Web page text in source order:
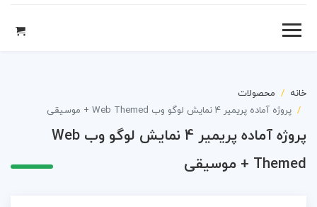
خانه
محصولات
پروژه آماده پریمیر 4 نمایش لوگو وب Web Themed + موسیقی
پروژه آماده پریمیر 4 نمایش لوگو وب Web
Themed + موسیقی